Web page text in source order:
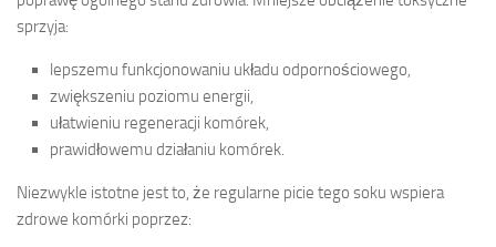
sprzyja:
lepszemu funkcjonowaniu układu odpornościowego,
zwiększeniu poziomu energii,
ułatwieniu regeneracji komórek,
prawidłowemu działaniu komórek.
Niezwykle istotne jest to, że regularne picie tego soku wspiera
zdrowe komórki poprzez: